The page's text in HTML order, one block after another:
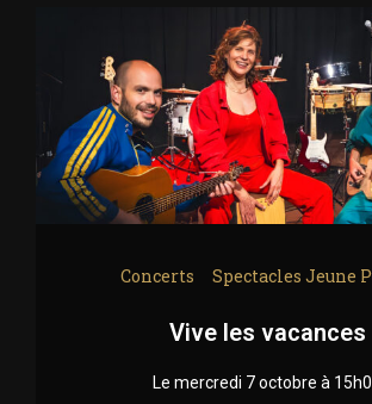
Concerts Spectacles Jeune
Vive les vacances
Le mercredi 7 octobre à